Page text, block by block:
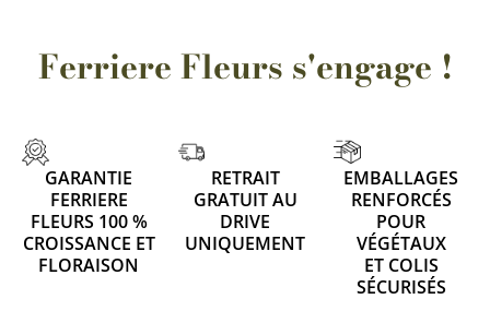
Ferriere Fleurs s'engage !
GARANTIE
FERRIERE
FLEURS 100 %
CROISSANCE ET
FLORAISON
RETRAIT
GRATUIT AU
DRIVE
UNIQUEMENT
EMBALLAGES
RENFORCÉS
POUR
VÉGÉTAUX
ET COLIS
SÉCURISÉS